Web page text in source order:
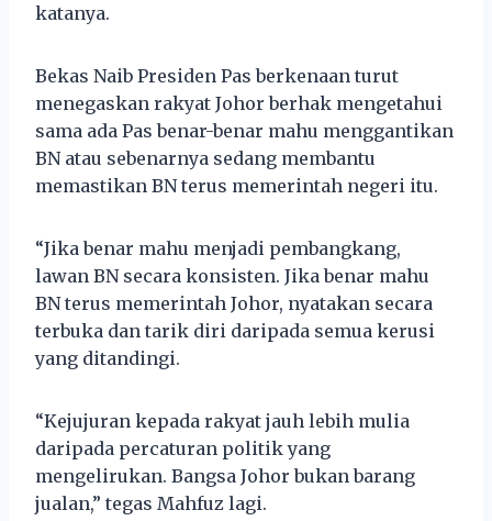
katanya.
Bekas Naib Presiden Pas berkenaan turut
menegaskan rakyat Johor berhak mengetahui
sama ada Pas benar-benar mahu menggantikan
BN atau sebenarnya sedang membantu
memastikan BN terus memerintah negeri itu.
“Jika benar mahu menjadi pembangkang,
lawan BN secara konsisten. Jika benar mahu
BN terus memerintah Johor, nyatakan secara
terbuka dan tarik diri daripada semua kerusi
yang ditandingi.
“Kejujuran kepada rakyat jauh lebih mulia
daripada percaturan politik yang
mengelirukan. Bangsa Johor bukan barang
jualan,” tegas Mahfuz lagi.